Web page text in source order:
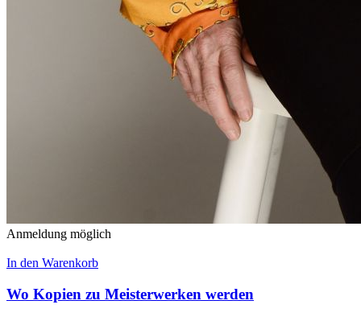
Anmeldung möglich
In den Warenkorb
Wo Kopien zu Meisterwerken werden